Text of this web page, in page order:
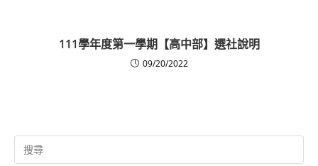
111學年度第一學期【高中部】選社說明
09/20/2022
Search
for: